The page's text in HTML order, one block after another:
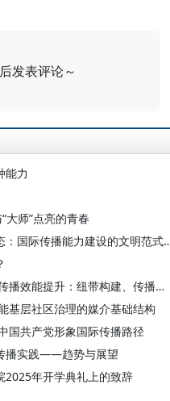
后发表评论～
能力
大师”点亮的青春
周庆安：从文化多样性到文明
周庆安 王雪莹：我国对东南亚精准传播效能提升：纽带构建、传播环境与策略创新
基层社区治理的媒介基础结构
国共产党形象国际传播路径
播实践——趋势与展望
2025年开学典礼上的致辞